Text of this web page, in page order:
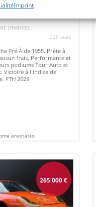
Imprint
(FRANCE)
220 vues
Pré À de 1955. Prête à
frais, Performante et
podiums Tour Auto et
Victoire à l indice de
PTH 2029
anastasio
265 000€